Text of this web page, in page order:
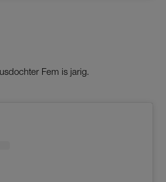
Fem is jarig.